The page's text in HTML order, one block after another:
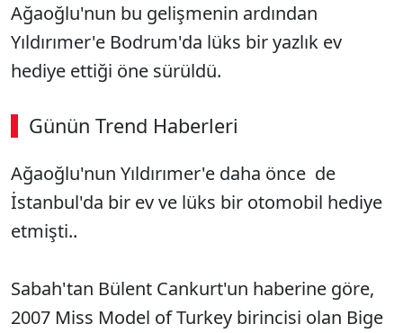
Ağaoğlu'nun bu gelişmenin ardından
Yıldırımer'e Bodrum'da lüks bir yazlık ev
hediye ettiği öne sürüldü.
Günün Trend Haberleri
Ağaoğlu'nun Yıldırımer'e daha önce de
İstanbul'da bir ev ve lüks bir otomobil hediye
etmişti..
Sabah'tan Bülent Cankurt'un haberine göre,
2007 Miss Model of Turkey birincisi olan Bige